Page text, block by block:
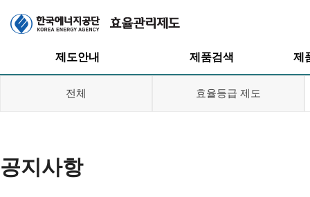
제도안내
효율관리제도
제품검색 제
전체 효율등급 제도
공지사항